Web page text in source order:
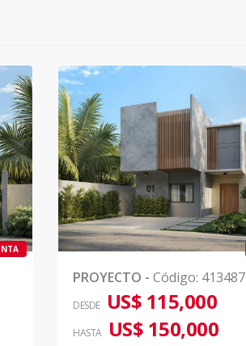
PROYECTO - Código: 413487
DESDE US$ 115,000
HASTA US$ 150,000